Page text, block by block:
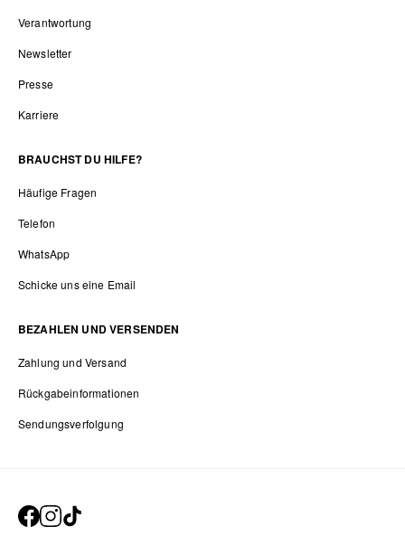
Verantwortung
Newsletter
Presse
Karriere
BRAUCHST DU HILFE?
Häufige Fragen
Telefon
WhatsApp
Schicke uns eine Email
BEZAHLEN UND VERSENDEN
Zahlung und Versand
Rückgabeinformationen
Sendungsverfolgung